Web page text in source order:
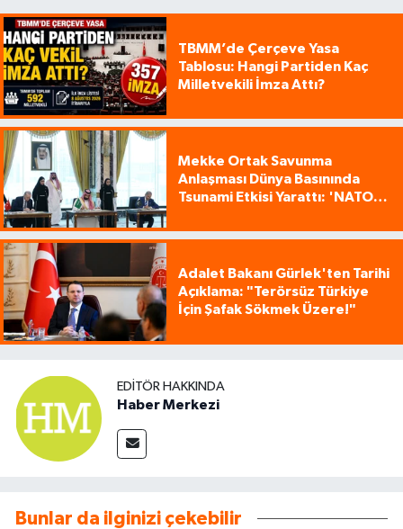
TBMM’de Çerçeve Yasa
Tablosu: Hangi Partiden Kaç
Milletvekili İmza Attı?
Mekke Ortak Savunma
Anlaşması Dünya Basınında
Tsunami Etkisi Yarattı: 'NATO
Adalet Bakanı Gürlek'ten Tarihi
Açıklama: "Terörsüz Türkiye
İçin Şafak Sökmek Üzere!"
EDITÖR HAKKINDA
Haber Merkezi
Bunlar da ilginizi çekebilir